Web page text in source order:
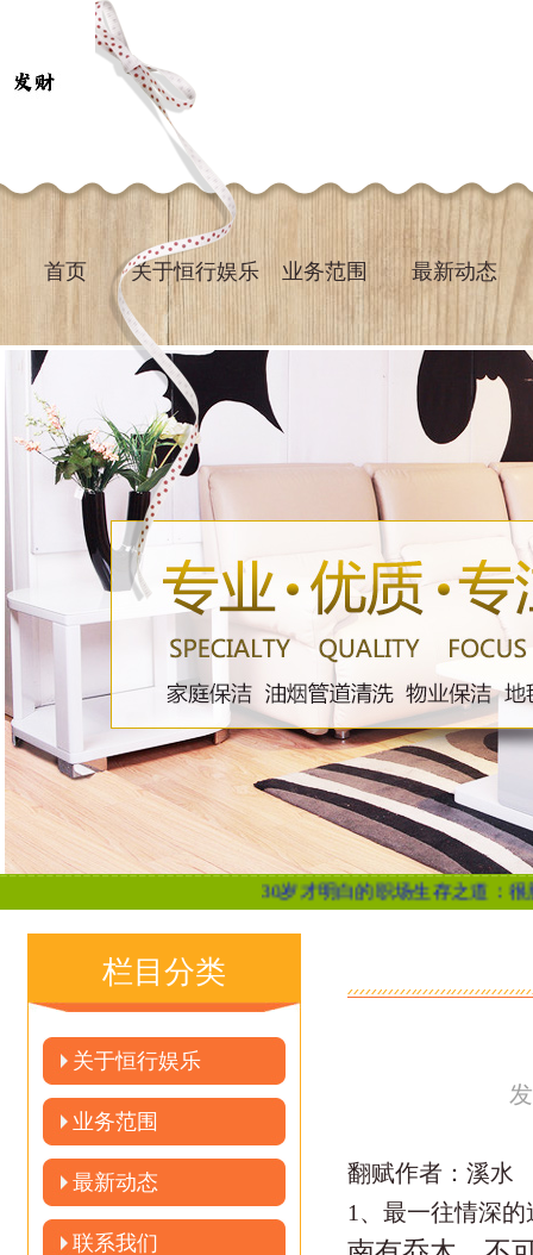
首页 关于恒行娱乐 业务范围 最新动态
30岁才明白的职场生存之道：很脏，但很现实
栏目分类
关于恒行娱乐
业务范围
最新动态
联系我们
翻赋作者：溪水
1、最一往情深的